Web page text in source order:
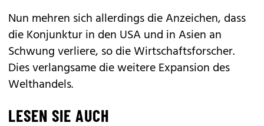
Nun mehren sich allerdings die Anzeichen, dass
die Konjunktur in den USA und in Asien an
Schwung verliere, so die Wirtschaftsforscher.
Dies verlangsame die weitere Expansion des
Welthandels.
LESEN SIE AUCH